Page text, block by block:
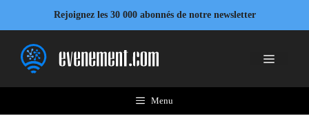
contenu
Rejoignez les 30 000 abonnés de notre newsletter
Menu
Menu